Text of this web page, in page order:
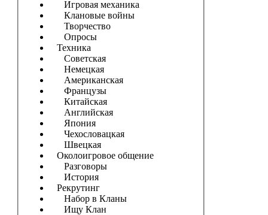
Игровая механика
Клановые войны
Творчество
Опросы
Техника
Советская
Немецкая
Американская
Французы
Китайская
Английская
Япония
Чехословацкая
Швецкая
Околоигровое общение
Разговоры
История
Рекрутинг
Набор в Кланы
Ищу Клан